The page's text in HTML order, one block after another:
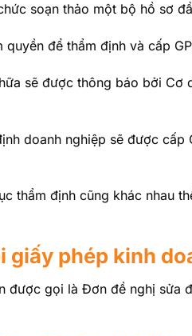
soạn thảo một bộ hồ sơ
để thẩm định và cấp
sẽ được thông báo bởi Cơ
doanh nghiệp sẽ được
thẩm định cũng khác nhau
giấy phép kinh
được gọi là Đơn đề nghị sửa